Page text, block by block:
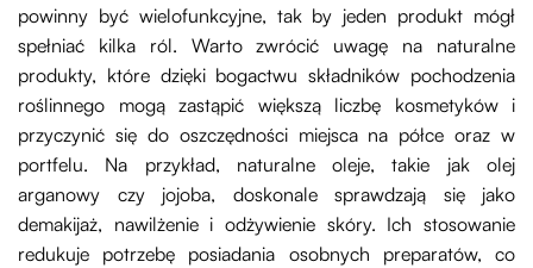
powinny być wielofunkcyjne, tak by jeden produkt mógł
spełniać kilka ról. Warto zwrócić uwagę na naturalne
produkty, które dzięki bogactwu składników pochodzenia
roślinnego mogą zastąpić większą liczbę kosmetyków i
przyczynić się do oszczędności miejsca na półce oraz w
portfelu. Na przykład, naturalne oleje, takie jak olej
arganowy czy jojoba, doskonale sprawdzają się jako
demakijaż, nawilżenie i odżywienie skóry. Ich stosowanie
redukuje potrzebę posiadania osobnych preparatów, co